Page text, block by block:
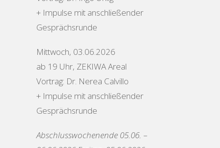
+ Impulse mit anschließender
Gesprächsrunde
​Mittwoch, 03.06.2026
ab 19 Uhr, ZEKIWA Areal
Vortrag: Dr. Nerea Calvillo
+ Impulse mit anschließender
Gesprächsrunde​
Abschlusswochenende 05.06. –